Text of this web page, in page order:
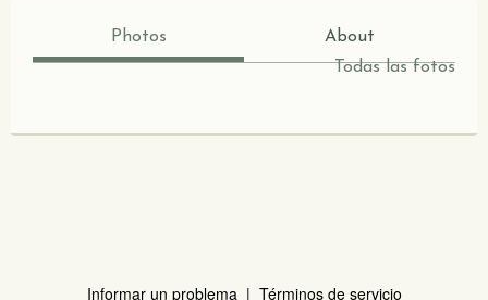
Photos
About
Todas las fotos
Informar un problema | Términos de servicio